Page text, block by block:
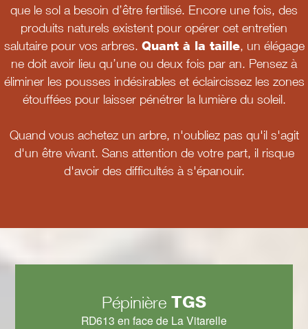
que le sol a besoin d’être fertilisé. Encore une fois, des
produits naturels existent pour opérer cet entretien
salutaire pour vos arbres. Quant à la taille, un élégage
ne doit avoir lieu qu’une ou deux fois par an. Pensez à
éliminer les pousses indésirables et éclaircissez les zones
étouffées pour laisser pénétrer la lumière du soleil.
Quand vous achetez un arbre, n'oubliez pas qu'il s'agit
d'un être vivant. Sans attention de votre part, il risque
d'avoir des difficultés à s'épanouir.
Pépinière TGS
RD613 en face de La Vitarelle